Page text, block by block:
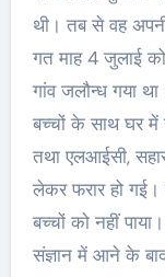
थी। तब से वह
गत माह 4 जुलाई
गांव जलौन्ध गया
बच्चों के साथ घर
तथा एलआईसी,
लेकर फरार हो गई।
बच्चों को नहीं
संज्ञान में आने के